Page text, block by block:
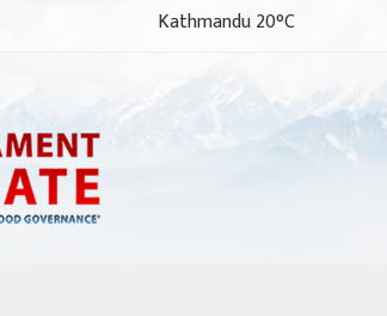
Kathmandu 20°C